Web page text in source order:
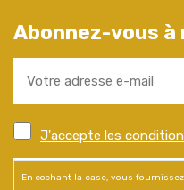
Abonnez-vous
J'accepte les
En cochant la case, vous